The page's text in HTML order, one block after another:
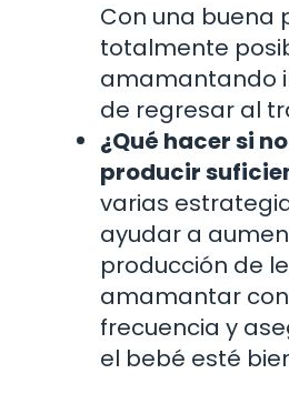
Con una buena
totalmente
amamantando
de regresar al
¿Qué hacer si
producir
varias
ayudar a
producción de
amamantar
frecuencia y
el bebé esté